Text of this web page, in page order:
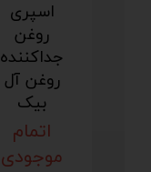
اسپری
روغن
جداکننده
روغن آل
بیک
اتمام
موجودی